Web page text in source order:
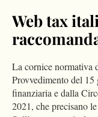
Web tax
La cornice normativa
Provvedimento del
finanziaria e dalla
2021, che precisano